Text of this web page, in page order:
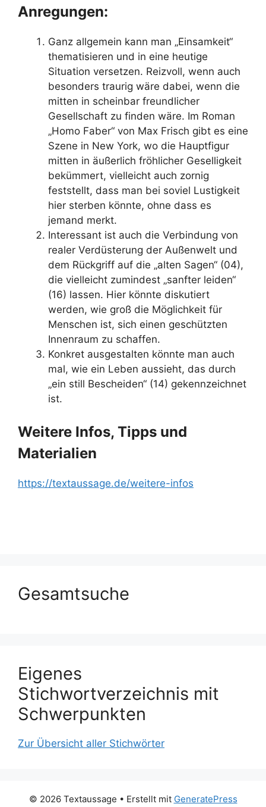
Anregungen:
Ganz allgemein kann man „Einsamkeit“
thematisieren und in eine heutige
Situation versetzen. Reizvoll, wenn auch
besonders traurig wäre dabei, wenn die
mitten in scheinbar freundlicher
Gesellschaft zu finden wäre. Im Roman
„Homo Faber“ von Max Frisch gibt es eine
Szene in New York, wo die Hauptfigur
mitten in äußerlich fröhlicher Geselligkeit
bekümmert, vielleicht auch zornig
feststellt, dass man bei soviel Lustigkeit
hier sterben könnte, ohne dass es
jemand merkt.
Interessant ist auch die Verbindung von
realer Verdüsterung der Außenwelt und
dem Rückgriff auf die „alten Sagen“ (04),
die vielleicht zumindest „sanfter leiden“
(16) lassen. Hier könnte diskutiert
werden, wie groß die Möglichkeit für
Menschen ist, sich einen geschützten
Innenraum zu schaffen.
Konkret ausgestalten könnte man auch
mal, wie ein Leben aussieht, das durch
„ein still Bescheiden“ (14) gekennzeichnet
ist.
Weitere Infos, Tipps und
Materialien
https://textaussage.de/weitere-infos
Gesamtsuche
Eigenes
Stichwortverzeichnis mit
Schwerpunkten
Zur Übersicht aller Stichwörter
© 2026 Textaussage • Erstellt mit GeneratePress